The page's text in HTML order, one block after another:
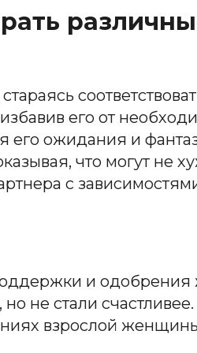
его от
его ожидания и
что могут не
с
и
не стали
взрослой